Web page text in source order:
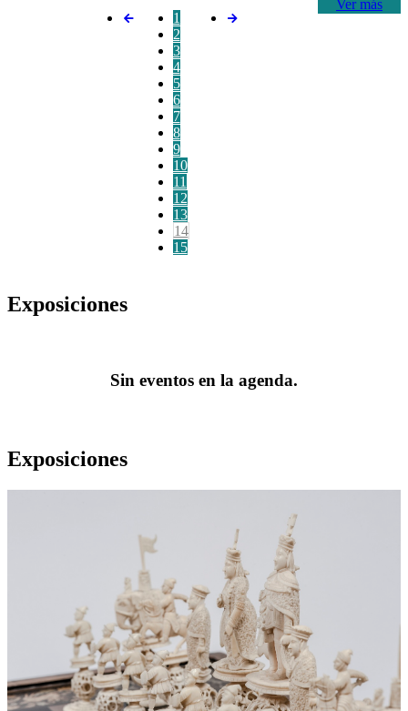
Ver más
1
2
3
4
5
6
7
8
9
10
11
12
13
14
15
Exposiciones
Sin eventos en la agenda.
Exposiciones